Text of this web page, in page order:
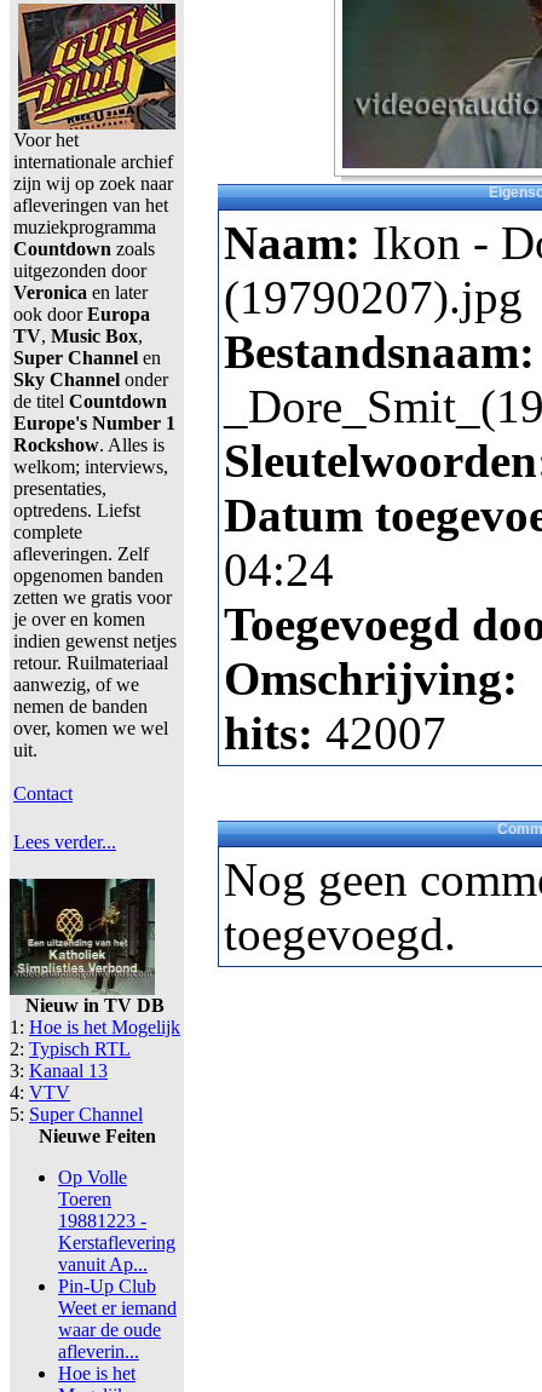
Voor het
internationale archief
zijn wij op zoek naar
afleveringen van het
muziekprogramma
Countdown zoals
uitgezonden door
Veronica en later
ook doorEuropa
TV, Music Box,
Super Channel en
Sky Channel onder
de titel Countdown
Europe's Number 1
Rockshow. Alles is
welkom; interviews,
presentaties,
optredens. Liefst
complete
afleveringen. Zelf
opgenomen banden
zetten we gratis voor
je over en komen
indien gewenst netjes
retour. Ruilmateriaal
aanwezig, of we
nemen de banden
over, komen we wel
uit.
Contact
Lees verder...
Nieuw in TV DB
1: Hoe is het Mogelijk
2: Typisch RTL
3: Kanaal 13
4: VTV
5: Super Channel
Nieuwe Feiten
Op Volle
Toeren
19881223 -
Kerstaflevering
vanuit Ap...
Pin-Up Club
Weet er iemand
waar de oude
afleverin...
Hoe is het
Naam: Ikon -
(19790207).jpg
Datum
04:24
Toegevoegd
Omschrijving:
hits: 42007
Nog geen
toegevoegd.